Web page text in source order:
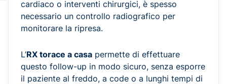
cardiaco o interventi chirurgici, è spesso
necessario un controllo radiografico per
monitorare la ripresa.
L’RX torace a casa permette di effettuare
questo follow-up in modo sicuro, senza esporre
il paziente al freddo, a code o a lunghi tempi di